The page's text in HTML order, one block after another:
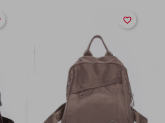
favorite_border